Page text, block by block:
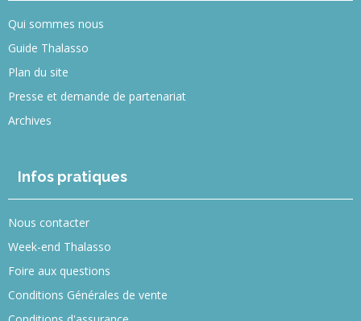
Qui sommes nous
Guide Thalasso
Plan du site
Presse et demande de partenariat
Archives
Infos pratiques
Nous contacter
Week-end Thalasso
Foire aux questions
Conditions Générales de vente